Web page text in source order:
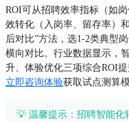
ROI可从招聘效率指标（如
效转化（入岗率、留存率）
后对比”方法，选1-2类典型
横向对比。行业数据显示，
升、体验优化三项综合ROI
立即咨询体验获取试点测算模
💡 温馨提示：招聘智能化